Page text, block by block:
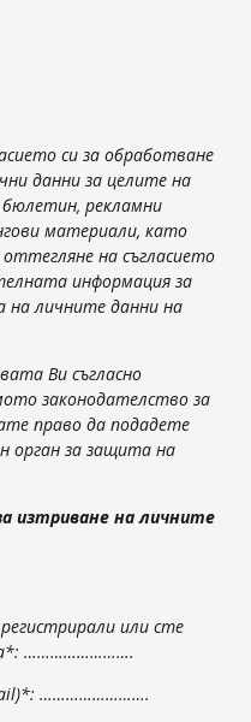
си за обработване
данни за целите на
рекламни
материали, като
на съгласието
информация за
личните данни на
Ви съгласно
законодателство за
право да подадете
орган за защита на
изтриване на личните
или сте
…………………….
)*: …………………….